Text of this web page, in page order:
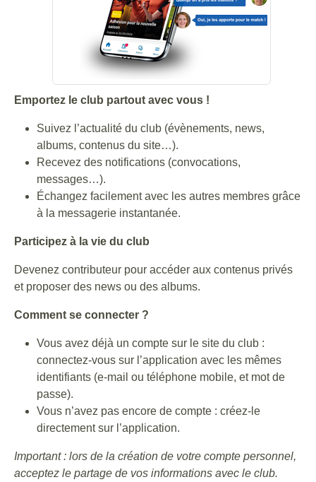
Emportez le club partout avec vous !
Suivez l’actualité du club (évènements, news,
albums, contenus du site…).
Recevez des notifications (convocations,
messages…).
Échangez facilement avec les autres membres grâce
à la messagerie instantanée.
Participez à la vie du club
Devenez contributeur pour accéder aux contenus privés
et proposer des news ou des albums.
Comment se connecter ?
Vous avez déjà un compte sur le site du club :
connectez-vous sur l’application avec les mêmes
identifiants (e-mail ou téléphone mobile, et mot de
passe).
Vous n’avez pas encore de compte : créez-le
directement sur l’application.
Important : lors de la création de votre compte personnel,
acceptez le partage de vos informations avec le club.